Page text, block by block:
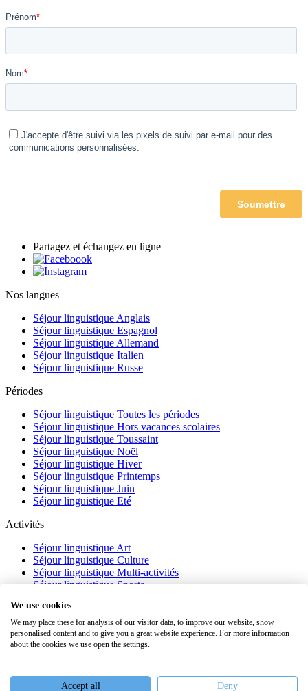
Partagez et échangez en ligne
Nos langues
Séjour linguistique Anglais
Séjour linguistique Espagnol
Séjour linguistique Allemand
Séjour linguistique Italien
Séjour linguistique Russe
Périodes
Séjour linguistique Toutes les périodes
Séjour linguistique Hors vacances scolaires
Séjour linguistique Toussaint
Séjour linguistique Noël
Séjour linguistique Hiver
Séjour linguistique Printemps
Séjour linguistique Juin
Séjour linguistique Eté
Activités
Séjour linguistique Art
Séjour linguistique Culture
Séjour linguistique Multi-activités
Séjour linguistique Sports
À propos
FAQ
Webinaires
We use cookies
We may place these for analysis of our visitor data, to improve our website, show
personalised content and to give you a great website experience. For more information
about the cookies we use open the settings.
Accept all Deny